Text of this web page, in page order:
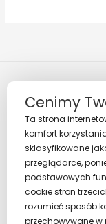
Cenimy
Ta strona
komfort
sklasyfikowane
przeglądarce,
podstawowych
cookie stron
rozumieć sposób
przechowywane w